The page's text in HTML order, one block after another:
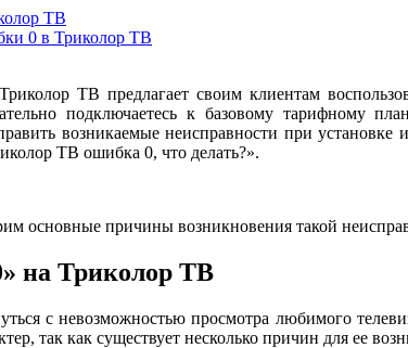
ТВ
0 в Триколор ТВ
ТВ предлагает своим клиентам
подключаетесь к базовому тарифному
возникаемые неисправности при
ТВ ошибка 0, что делать?».
основные причины возникновения такой
на Триколор ТВ
с невозможностью просмотра любимого
так как существует несколько причин для ее